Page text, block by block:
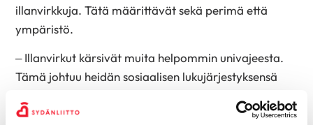
illanvirkkuja. Tätä määrittävät sekä perimä että
ympäristö.
– Illanvirkut kärsivät muita helpommin univajeesta.
Tämä johtuu heidän sosiaalisen lukujärjestyksensä
yhteiskunnan aamupainotteisten työaikojen kanssa,